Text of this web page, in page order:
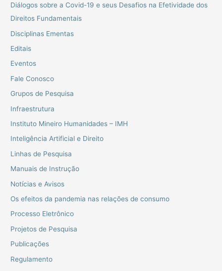
Diálogos sobre a Covid-19 e seus Desafios na Efetividade dos
Direitos Fundamentais
Disciplinas Ementas
Editais
Eventos
Fale Conosco
Grupos de Pesquisa
Infraestrutura
Instituto Mineiro Humanidades – IMH
Inteligência Artificial e Direito
Linhas de Pesquisa
Manuais de Instrução
Notícias e Avisos
Os efeitos da pandemia nas relações de consumo
Processo Eletrônico
Projetos de Pesquisa
Publicações
Regulamento